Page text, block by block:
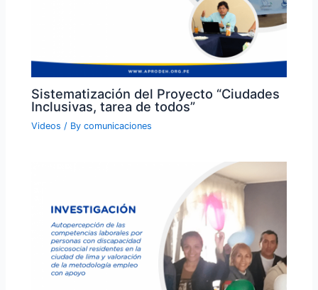
Sistematización del Proyecto “Ciudades
Inclusivas, tarea de todos”
Videos / Bycomunicaciones